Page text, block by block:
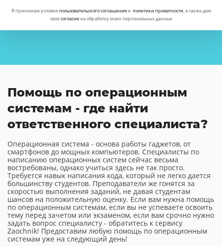
Я принимаю условияпользовательского соглашенияи политики приватности, а также даю
своесогласиена обработку моих персональных данных
Помощь по операционным
системам - где найти
ответственного специалиста?
Операционная система - основа работы гаджетов, от
смартфонов до мощных компьютеров. Специалисты по
написанию операционных систем сейчас весьма
востребованы, однако учиться здесь не так просто.
Требуется навык написания кода, который не легко дается
большинству студентов. Преподаватели же гонятся за
скоростью выполнения заданий, не давая студентам
шансов на положительную оценку. Если вам нужна помощь
по операционным системам, если вы не успеваете освоить
тему перед зачетом или экзаменом, если вам срочно нужно
задать вопрос специалисту - обратитесь к сервису
Zaochnik! Предоставим любую помощь по операционным
системам уже на следующий день!